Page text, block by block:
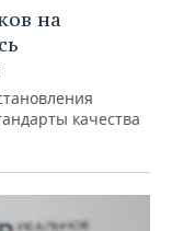
на
качества